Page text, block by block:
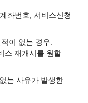
좌번호, 서비스신청
이 없는 경우.
스 재개시를 원할
는 사유가 발생한